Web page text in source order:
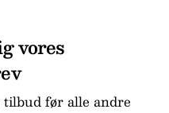
vores
tilbud før alle andre